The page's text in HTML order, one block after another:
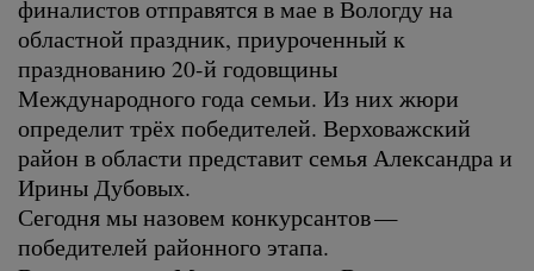
финалистов отправятся в мае в Вологду на
областной праздник, приуроченный к
празднованию 20-й годовщины
Международного года семьи. Из них жюри
определит трёх победителей. Верховажский
район в области представит семья Александра и
Ирины Дубовых.
Сегодня мы назовем конкурсантов —
победителей районного этапа.